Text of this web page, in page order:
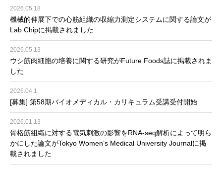
2026.05.18
機械的伸展下での心筋組織の収縮力測定システムに関する論文が
Lab Chipに掲載されました
2026.05.13
ウシ筋肉細胞の培養に関する研究がFuture Foods誌に掲載されま
した
2026.04.1
[募集] 第58期バイオメディカル・カリキュラム受講受付開始
2026.01.13
骨格筋組織に対する電気刺激の影響をRNA-seq解析によって明ら
かにした論文がTokyo Women’s Medical University Journalに掲
載されました